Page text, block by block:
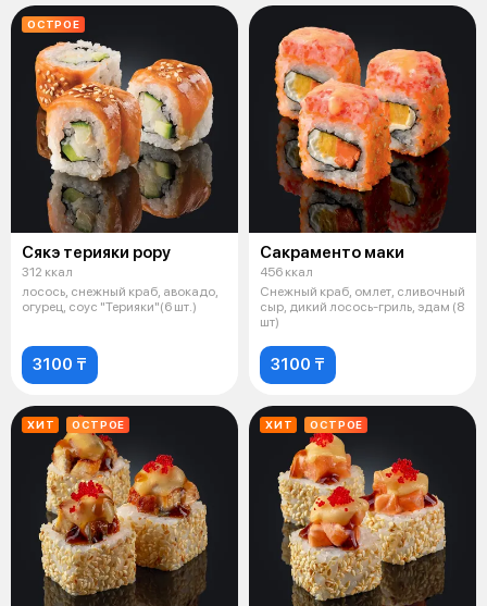
ОСТРОЕ
Сякэ терияки рору
312 ккал
лосось, снежный краб, авокадо,
огурец, соус "Терияки"(6 шт.)
3100 ₸
Сакраменто маки
456 ккал
Снежный краб, омлет, сливочный
сыр, дикий лосось-гриль, эдам (8
шт)
3100 ₸
ХИТ ОСТРОЕ ХИТ ОСТРОЕ